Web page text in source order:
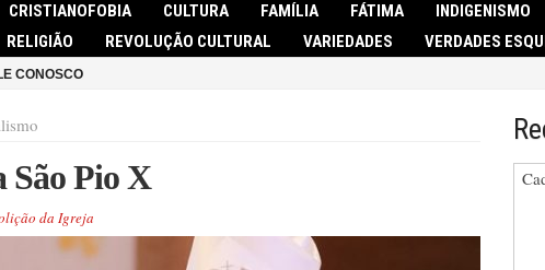
CRISTIANOFOBIA CULTURA FAMÍLIA FÁTIMA INDIGENISMO
RELIGIÃO REVOLUÇÃO CULTURAL VARIEDADES VERDADES
CONOSCO
São Pio X
da Igreja